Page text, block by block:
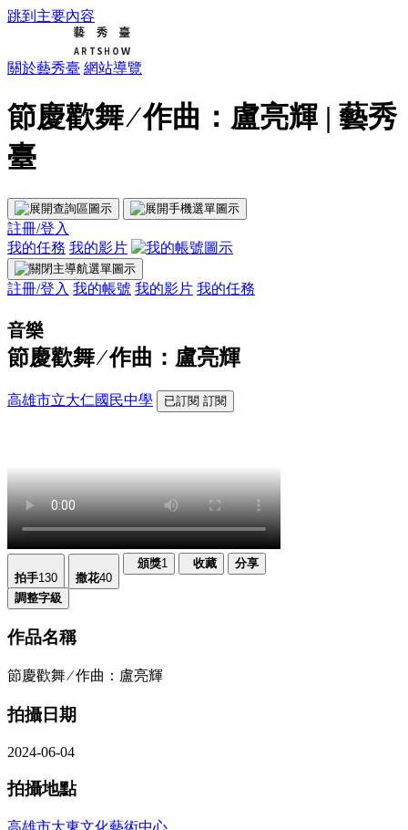
跳到主要內容
關於藝秀臺 網站導覽
節慶歡舞 ∕ 作曲：盧亮輝 | 藝秀
臺
註冊/登入
我的任務 我的影片
註冊/登入 我的帳號 我的影片 我的任務
音樂
節慶歡舞 ∕ 作曲：盧亮輝
高雄市立大仁國民中學 已訂閱 訂閱
拍手130 撒花40
頒獎1 收藏 分享
調整字級
作品名稱
節慶歡舞 ∕ 作曲：盧亮輝
拍攝日期
2024-06-04
拍攝地點
高雄市大東文化藝術中心